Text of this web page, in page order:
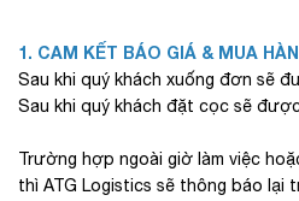
1. CAM KẾT BÁO GIÁ & MUA
Sau khi quý khách xuống đơn sẽ
Sau khi quý khách đặt cọc sẽ
Trường hợp ngoài giờ làm việc
thì ATG Logistics sẽ thông báo lại